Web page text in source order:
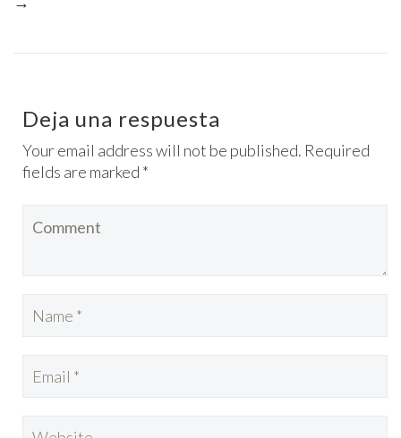
Deja una respuesta
Your email address will not be published. Required
fields are marked *